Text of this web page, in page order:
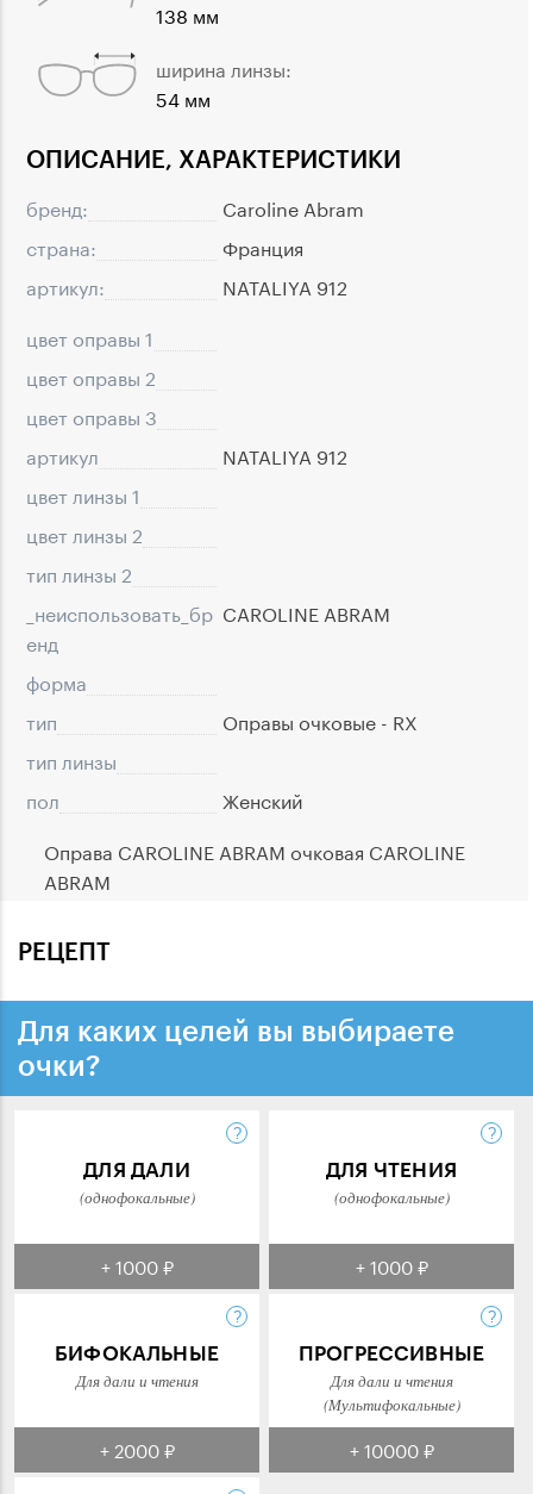
ОПИСАНИЕ, ХАРАКТЕРИСТИКИ
бренд:
Caroline Abram
страна:
Франция
артикул:
NATALIYA 912
цвет оправы 1
цвет оправы 2
цвет оправы 3
артикул
NATALIYA 912
цвет линзы 1
цвет линзы 2
тип линзы 2
_неиспользовать_бр
eнд
CAROLINE ABRAM
форма
тип
Оправы очковые - RX
тип линзы
пол
Женский
Оправа CAROLINE ABRAM очковая CAROLINE
ABRAM
138 мм
ширина линзы:
54 мм
РЕЦЕПТ
Для каких целей вы выбираете
очки?
ДЛЯ ДАЛИ
(однофокальные)
+ 1000 ₽
ДЛЯ ЧТЕНИЯ
(однофокальные)
+ 1000 ₽
БИФОКАЛЬНЫЕ
Для дали и чтения
+ 2000 ₽
ПРОГРЕССИВНЫЕ
Для дали и чтения
(Мультифокальные)
+ 10000 ₽